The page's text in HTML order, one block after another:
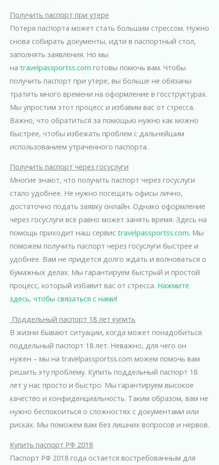
Получить паспорт при утере
Потеря паспорта может стать большим стрессом. Нужно
снова собирать документы, идти в паспортный стол,
заполнять заявления. Но мы
на travelpassportss.com готовы помочь вам. Чтобы
получить паспорт при утере, вы больше не обязаны
тратить много времени на оформление в госструктурах.
Мы упростим этот процесс и избавим вас от стресса.
Важно, что обратиться за помощью нужно как можно
быстрее, чтобы избежать проблем с дальнейшим
использованием утраченного паспорта.
Получить паспорт через госуслуги
Многие знают, что получить паспорт через госуслуги
стало удобнее. Не нужно посещать офисы лично,
достаточно подать заявку онлайн. Однако оформление
через госуслуги всё равно может занять время. Здесь на
помощь приходит наш сервис travelpassportss.com. Мы
поможем получить паспорт через госуслуги быстрее и
удобнее. Вам не придется долго ждать и волноваться о
бумажных делах. Мы гарантируем быстрый и простой
процесс, который избавит вас от стресса. Нажмите
здесь, чтобы связаться с нами!
Поддельный паспорт 18 лет купить
В жизни бывают ситуации, когда может понадобиться
поддельный паспорт 18 лет. Неважно, для чего он
нужен – мы на travelpassportss.com можем помочь вам
решить эту проблему. Купить поддельный паспорт 18
лет у нас просто и быстро. Мы гарантируем высокое
качество и конфиденциальность. Таким образом, вам не
нужно беспокоиться о сложностях с документами или
рисках. Мы поможем вам без лишних вопросов и нервов.
Купить паспорт РФ 2018
Паспорт РФ 2018 года остается востребованным для